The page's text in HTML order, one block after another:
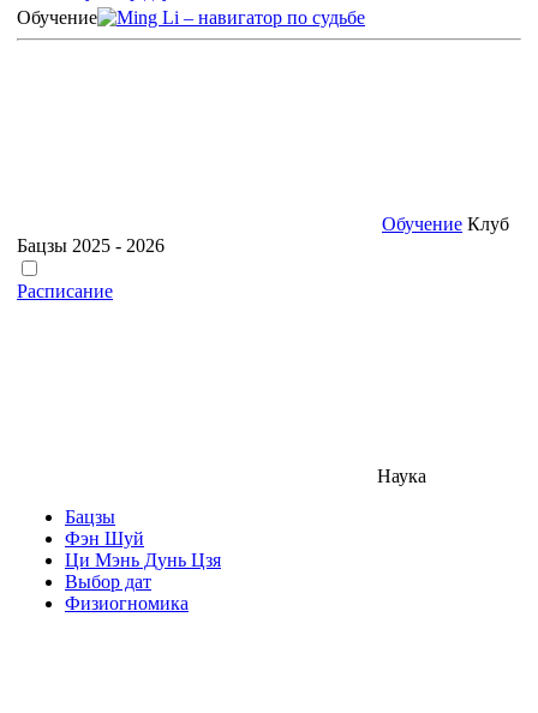
Обучение
Обучение Клуб
Бацзы 2025 - 2026
Расписание
Наука
Бацзы
Фэн Шуй
Ци Мэнь Дунь Цзя
Выбор дат
Физиогномика